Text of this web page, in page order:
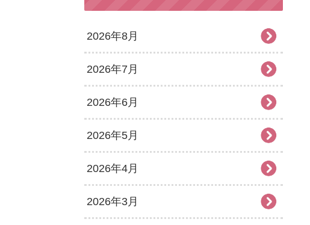
2026年8月
2026年7月
2026年6月
2026年5月
2026年4月
2026年3月